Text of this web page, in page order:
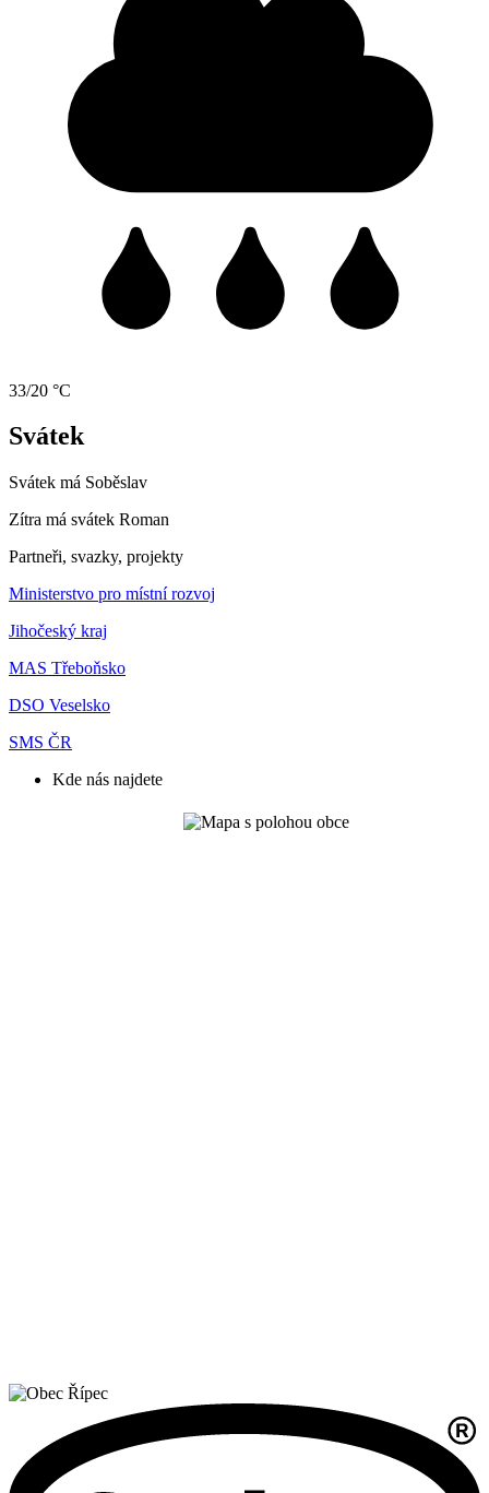
33/20 °C
Svátek
Svátek má Soběslav
Zítra má svátek Roman
Partneři, svazky, projekty
Ministerstvo pro místní rozvoj
Jihočeský kraj
MAS Třeboňsko
DSO Veselsko
SMS ČR
Kde nás najdete